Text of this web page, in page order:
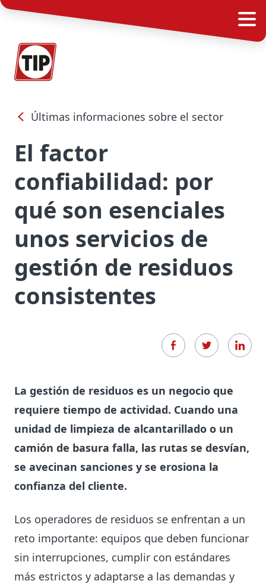
Últimas informaciones sobre el sector
El factor
confiabilidad: por
qué son esenciales
unos servicios de
gestión de residuos
consistentes
La gestión de residuos es un negocio que
requiere tiempo de actividad. Cuando una
unidad de limpieza de alcantarillado o un
camión de basura falla, las rutas se desvían,
se avecinan sanciones y se erosiona la
confianza del cliente.
Los operadores de residuos se enfrentan a un
reto importante: equipos que deben funcionar
sin interrupciones, cumplir con estándares
más estrictos y adaptarse a las demandas y